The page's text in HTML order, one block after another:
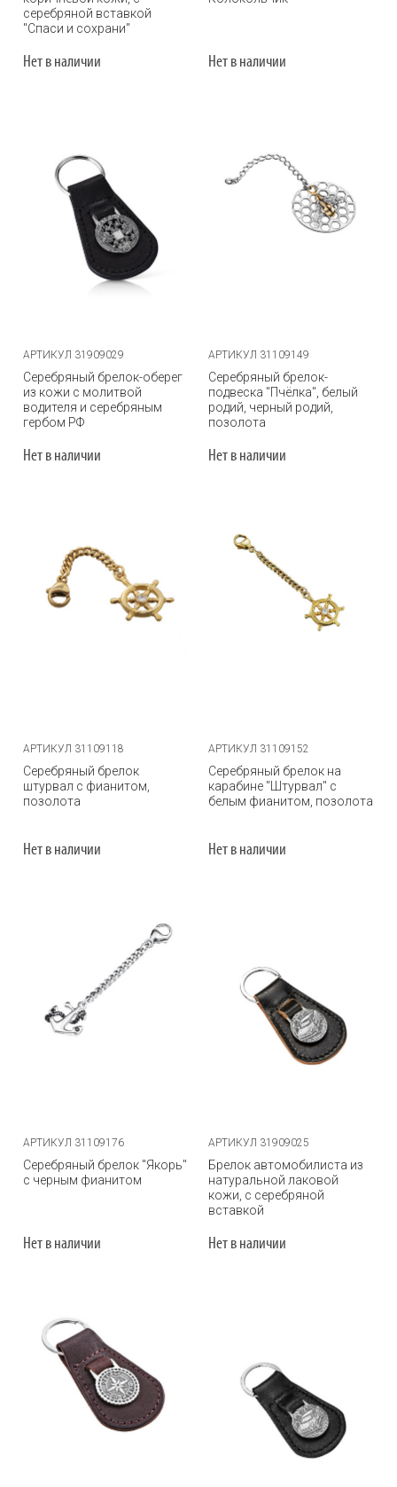
серебряной вставкой
"Спаси и сохрани"
Нет в наличии Нет в наличии
АРТИКУЛ 31909029
Серебряный брелок-оберег
из кожи с молитвой
водителя и серебряным
гербом РФ
Нет в наличии
АРТИКУЛ 31109149
Серебряный брелок-
подвеска "Пчёлка", белый
родий, черный родий,
позолота
Нет в наличии
АРТИКУЛ 31109118
Серебряный брелок
штурвал с фианитом,
позолота
Нет в наличии
АРТИКУЛ 31109152
Серебряный брелок на
карабине "Штурвал" с
белым фианитом, позолота
Нет в наличии
АРТИКУЛ 31109176
Серебряный брелок "Якорь"
с черным фианитом
Нет в наличии
АРТИКУЛ 31909025
Брелок автомобилиста из
натуральной лаковой
кожи, с серебряной
вставкой
Нет в наличии